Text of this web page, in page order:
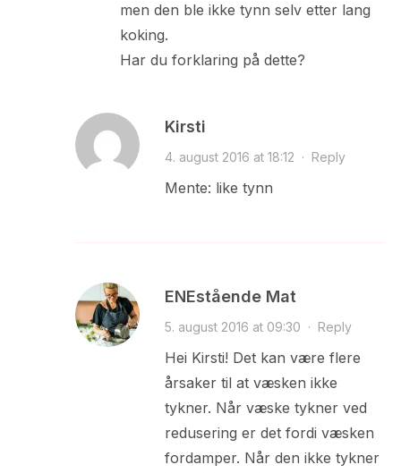
men den ble ikke tynn selv etter lang
koking.
Har du forklaring på dette?
Kirsti
4. august 2016 at 18:12 · Reply
Mente: like tynn
ENEstående Mat
5. august 2016 at 09:30 · Reply
Hei Kirsti! Det kan være flere
årsaker til at væsken ikke
tykner. Når væske tykner ved
redusering er det fordi væsken
fordamper. Når den ikke tykner